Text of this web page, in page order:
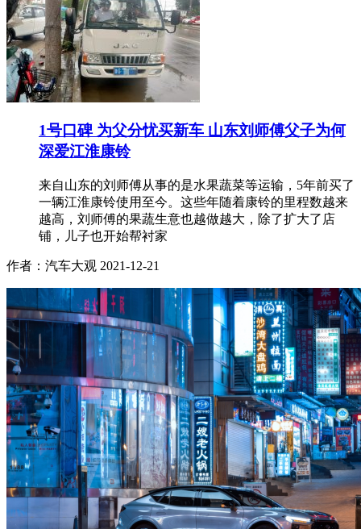
1号口碑 为父分忧买新车 山东刘师傅父子为何
深爱江淮康铃
来自山东的刘师傅从事的是水果蔬菜等运输，5年前买了
一辆江淮康铃使用至今。这些年随着康铃的里程数越来
越高，刘师傅的果蔬生意也越做越大，除了扩大了店
铺，儿子也开始帮衬家
作者：汽车大观 2021-12-21